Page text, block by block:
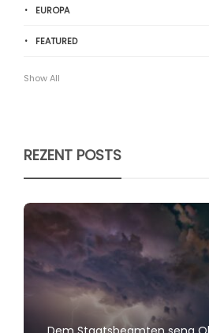
EUROPA
FEATURED
Show All
REZENT POSTS